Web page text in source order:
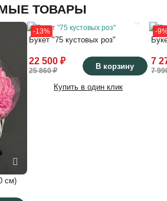
ТОВАРЫ
см)
-13%
Букет "75 кустовых роз"
22 500 ₽
25 860 ₽ В корзину
Купить в один клик
-
7
7